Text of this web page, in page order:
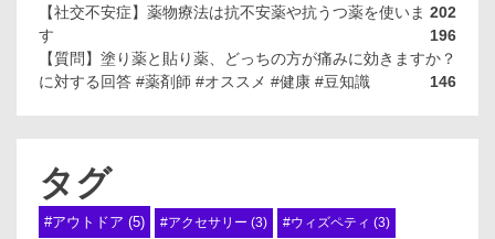
202
【社交不安症】薬物療法は抗不安薬や抗うつ薬を使いま
す
196
【質問】塗り薬と貼り薬、どっちの方が痛みに効きますか？
に対する回答 #薬剤師 #オススメ #健康 #豆知識
146
タグ
#アウトドア (5) #アクセサリー (3) #ウィズペティ (3)